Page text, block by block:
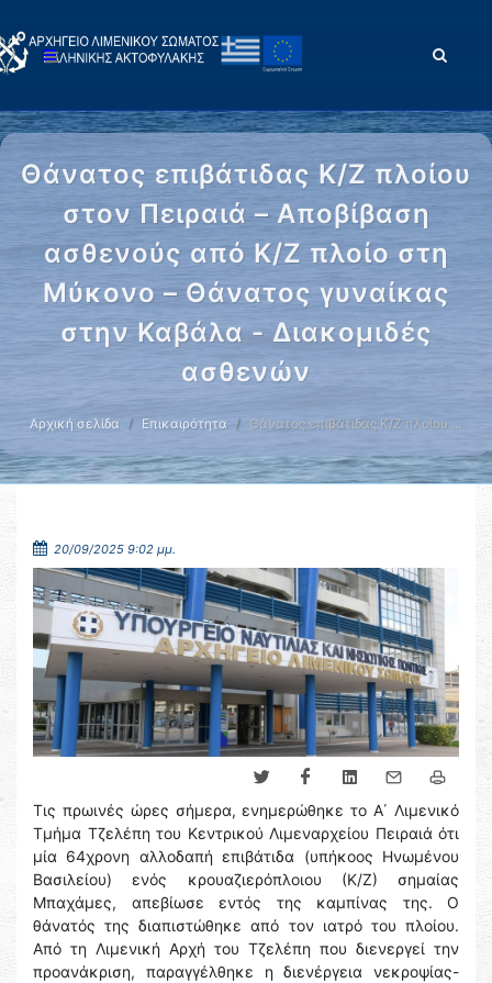
Θάνατος επιβάτιδας Κ/Ζ πλοίου
στον Πειραιά – Αποβίβαση
ασθενούς από Κ/Ζ πλοίο στη
Μύκονο – Θάνατος γυναίκας
στην Καβάλα - Διακομιδές
ασθενών
Αρχική σελίδα Επικαιρότητα Θάνατος επιβάτιδας Κ/Ζ πλοίου …
20/09/2025 9:02 μμ.
Τις πρωινές ώρες σήμερα, ενημερώθηκε το Α΄ Λιμενικό
Τμήμα Τζελέπη του Κεντρικού Λιμεναρχείου Πειραιά ότι
μία 64χρονη αλλοδαπή επιβάτιδα (υπήκοος Ηνωμένου
Βασιλείου) ενός κρουαζιερόπλοιου (Κ/Ζ) σημαίας
Μπαχάμες, απεβίωσε εντός της καμπίνας της. Ο
θάνατός της διαπιστώθηκε από τον ιατρό του πλοίου.
Από τη Λιμενική Αρχή του Τζελέπη που διενεργεί την
προανάκριση, παραγγέλθηκε η διενέργεια νεκροψίας-